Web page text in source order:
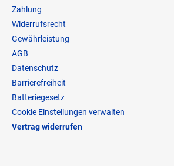
Zahlung
Widerrufsrecht
Gewährleistung
AGB
Datenschutz
Barrierefreiheit
Batteriegesetz
Cookie Einstellungen verwalten
Vertrag widerrufen